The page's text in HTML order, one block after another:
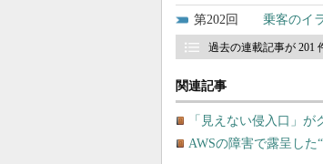
202 乗客のイ
過去の連載記事が 201
関連記事
「見えない侵入口」
AWSの障害で露呈した